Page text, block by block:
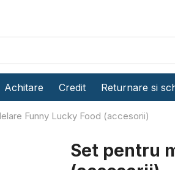
Achitare Credit Returnare si
Funny Lucky Food (accesorii)
Set pentru